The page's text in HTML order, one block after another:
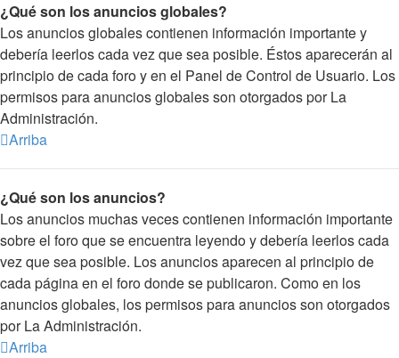
¿Qué son los anuncios globales?
Los anuncios globales contienen información importante y
debería leerlos cada vez que sea posible. Éstos aparecerán al
principio de cada foro y en el Panel de Control de Usuario. Los
permisos para anuncios globales son otorgados por La
Administración.
Arriba
¿Qué son los anuncios?
Los anuncios muchas veces contienen información importante
sobre el foro que se encuentra leyendo y debería leerlos cada
vez que sea posible. Los anuncios aparecen al principio de
cada página en el foro donde se publicaron. Como en los
anuncios globales, los permisos para anuncios son otorgados
por La Administración.
Arriba